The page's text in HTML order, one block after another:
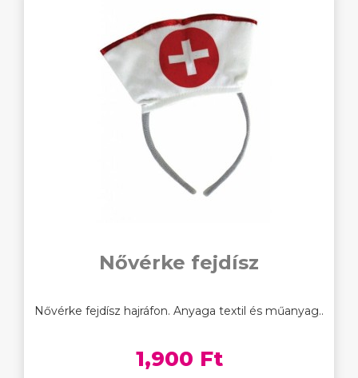
Nővérke fejdísz
Nővérke fejdísz hajráfon. Anyaga textil és műanyag..
1,900 Ft